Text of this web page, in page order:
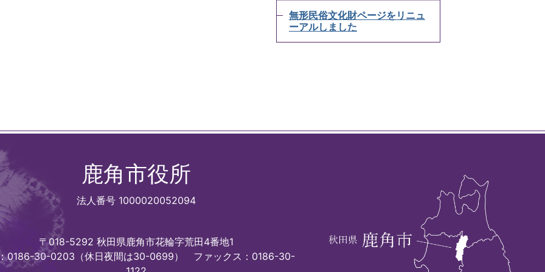
無形民俗文化財ページをリニュ
ーアルしました
鹿角市役所
法人番号 1000020052094
〒018-5292 秋田県鹿角市花輪字荒田4番地1
0186-30-0203（休日夜間は30-0699）
ファックス：0186-30-